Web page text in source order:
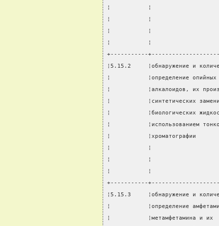
¦           ¦
¦           ¦
¦           ¦
¦           ¦
+-----------
¦5.15.2     ¦обнаружение и
¦           ¦определение
¦           ¦алкалоидов, их
¦           ¦синтетических
¦           ¦биологических
¦           ¦использованием
¦           ¦хроматографии
¦           ¦
¦           ¦
¦           ¦
+-----------
¦5.15.3     ¦обнаружение и
¦           ¦определение
¦           ¦метамфетамина и